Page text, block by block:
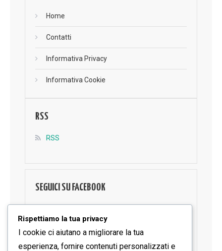
Home
Contatti
Informativa Privacy
Informativa Cookie
RSS
RSS
SEGUICI SU FACEBOOK
Rispettiamo la tua privacy
I cookie ci aiutano a migliorare la tua
esperienza, fornire contenuti personalizzati e